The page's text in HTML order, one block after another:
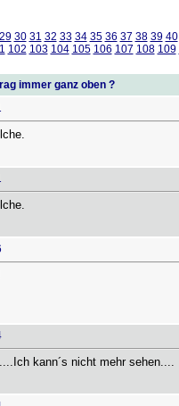
29 30 31 32 33 34 35 36 37 38 39 40
102 103 104 105 106 107 108 109
immer ganz oben ?
kann´s nicht mehr sehen....